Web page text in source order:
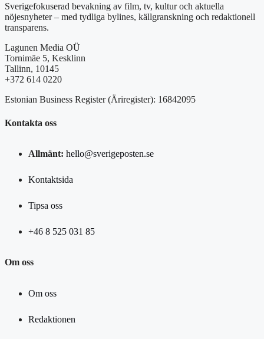
Sverigefokuserad bevakning av film, tv, kultur och aktuella
nöjesnyheter – med tydliga bylines, källgranskning och redaktionell
transparens.
Lagunen Media OÜ
Tornimäe 5, Kesklinn
Tallinn, 10145
+372 614 0220
Estonian Business Register (Äriregister): 16842095
Kontakta oss
Allmänt: hello@sverigeposten.se
Kontaktsida
Tipsa oss
+46 8 525 031 85
Om oss
Om oss
Redaktionen